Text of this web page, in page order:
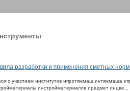
разработки и применения сметных норм
с участием институтов ипротяжмаш интяжмаша
инстройматериалов иредмет инцве...